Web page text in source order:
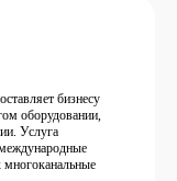
бизнесу
оборудовании,
Услуга
многоканальные